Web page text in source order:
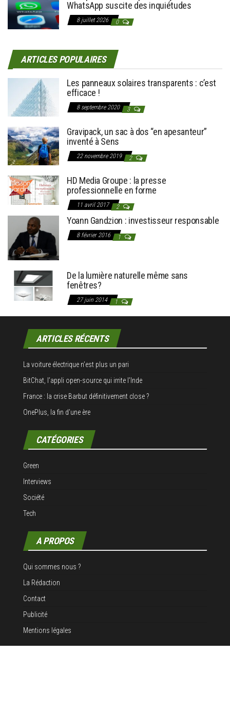
WhatsApp suscite des inquiétudes
8 juillet 2026 0
ARTICLES POPULAIRES
Les panneaux solaires transparents : c’est
efficace !
8 septembre 2020 3
Gravipack, un sac à dos “en apesanteur”
inventé à Sens
22 novembre 2019 2
HD Media Groupe : la presse
professionnelle en forme
11 avril 2017 2
Yoann Gandzion : investisseur responsable
8 février 2016 1
De la lumière naturelle même sans
fenêtres?
27 juin 2014 1
ARTICLES RÉCENTS
La voiture électrique n’est plus un pari
BitChat, l’appli open-source qui irrite l’Inde
France : la crise Barbut définitivement close ?
OnePlus, la fin d’une ère
CATÉGORIES
Green
Interviews
Société
Tech
A PROPOS
Qui sommes nous ?
La Rédaction
Contact
Publicité
Mentions légales